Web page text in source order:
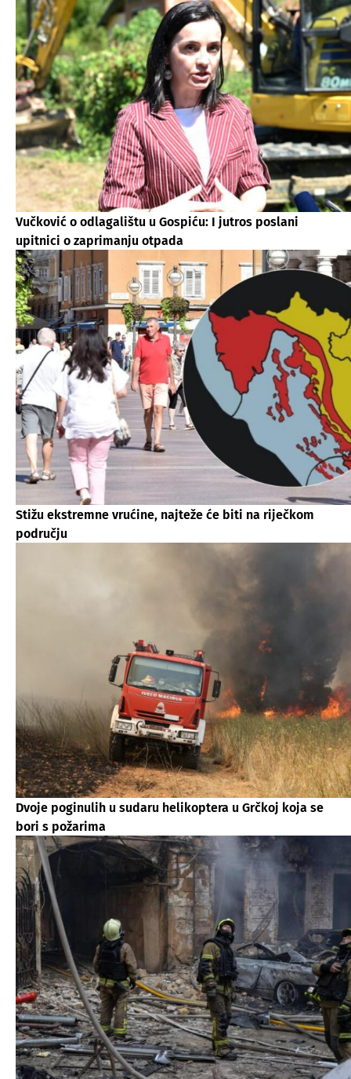
Vučković o odlagalištu u Gospiću: I jutros poslani
upitnici o zaprimanju otpada
Stižu ekstremne vrućine, najteže će biti na riječkom
području
Dvoje poginulih u sudaru helikoptera u Grčkoj koja se
bori s požarima